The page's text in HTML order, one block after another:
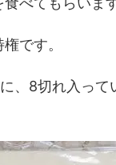
です。
、8切れ入って